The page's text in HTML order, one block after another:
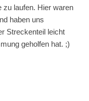
zu laufen. Hier waren
haben uns
Streckenteil leicht
geholfen hat. ;)